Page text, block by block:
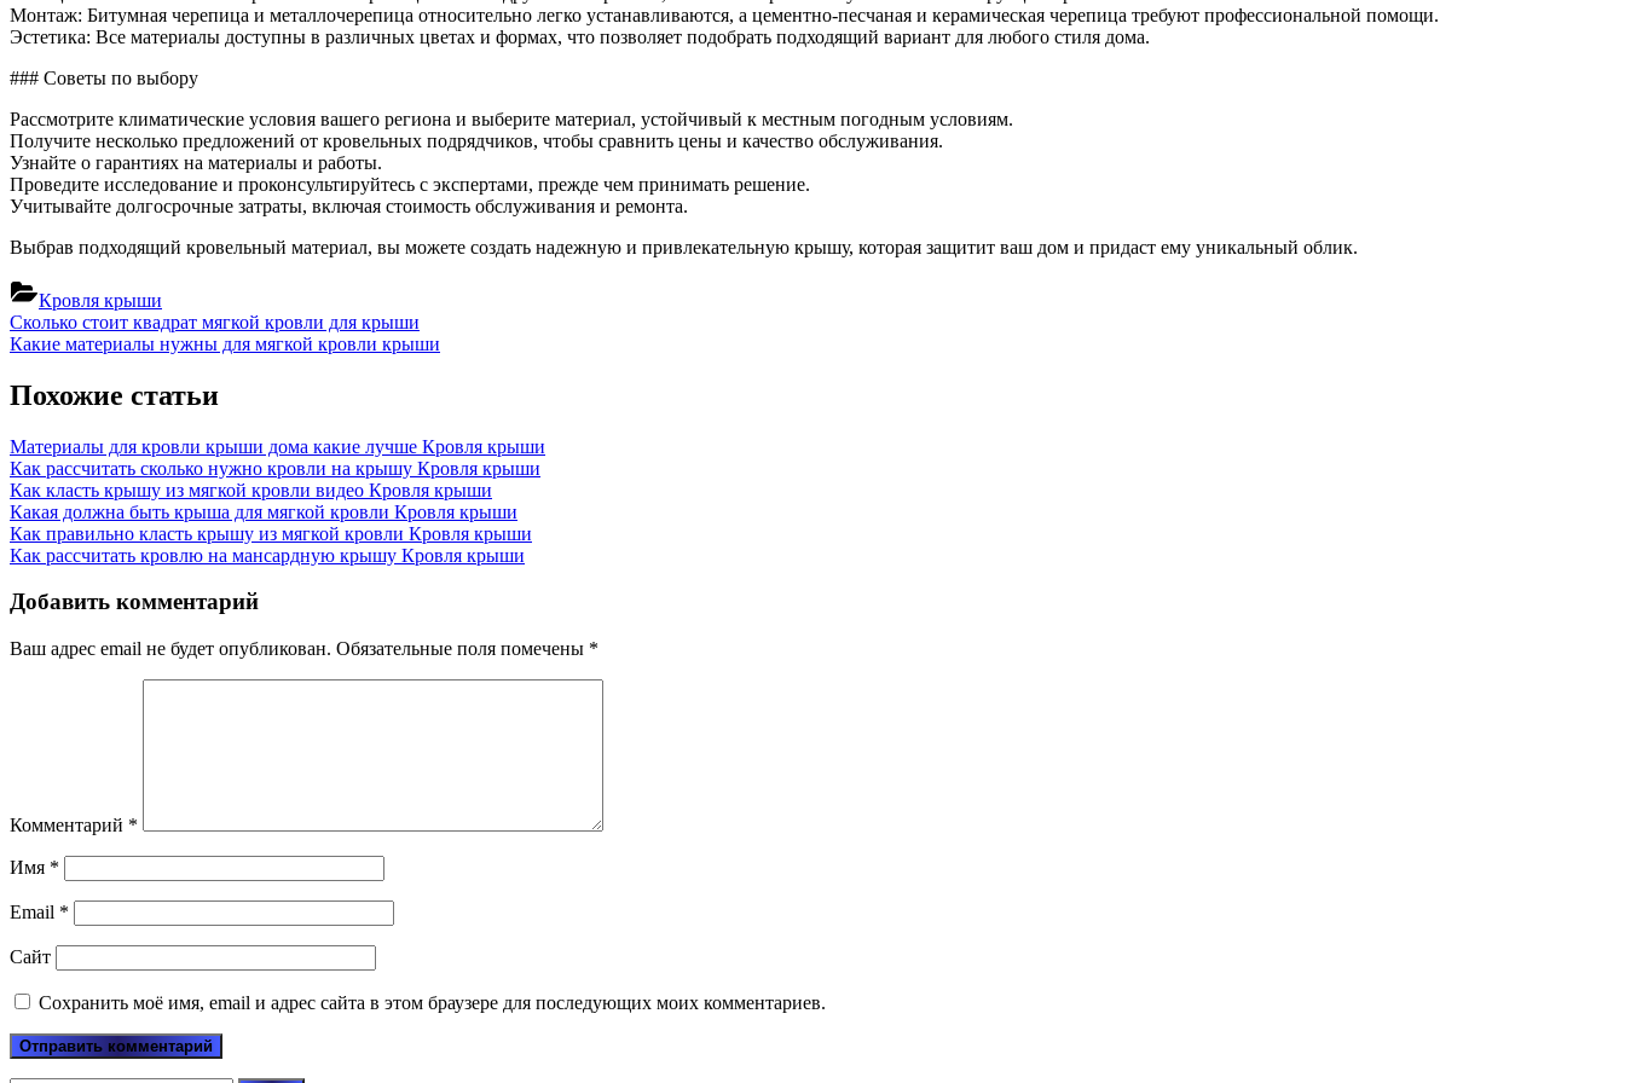
Монтаж: Битумная черепица и металлочерепица относительно легко устанавливаются, а цементно-песчаная и керамическая черепица требуют профессиональной помощи.
Эстетика: Все материалы доступны в различных цветах и формах, что позволяет подобрать подходящий вариант для любого стиля дома.
### Советы по выбору
Рассмотрите климатические условия вашего региона и выберите материал, устойчивый к местным погодным условиям.
Получите несколько предложений от кровельных подрядчиков, чтобы сравнить цены и качество обслуживания.
Узнайте о гарантиях на материалы и работы.
Проведите исследование и проконсультируйтесь с экспертами, прежде чем принимать решение.
Учитывайте долгосрочные затраты, включая стоимость обслуживания и ремонта.
Выбрав подходящий кровельный материал, вы можете создать надежную и привлекательную крышу, которая защитит ваш дом и придаст ему уникальный облик.
Кровля крыши
Навигация
по
записям
Previous
Post:
Сколько стоит квадрат мягкой кровли для крыши
Next
Какие материалы нужны для мягкой кровли крыши
Похожие статьи
Материалы для кровли крыши дома какие лучше Кровля крыши
Как рассчитать сколько нужно кровли на крышу Кровля крыши
Как класть крышу из мягкой кровли видео Кровля крыши
Какая должна быть крыша для мягкой кровли Кровля крыши
Как правильно класть крышу из мягкой кровли Кровля крыши
Как рассчитать кровлю на мансардную крышу Кровля крыши
Добавить комментарий
Ваш адрес email не будет опубликован. Обязательные поля помечены *
Комментарий *
Имя *
Email *
Сайт
Сохранить моё имя, email и адрес сайта в этом браузере для последующих моих комментариев.